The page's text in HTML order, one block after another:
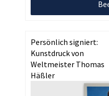
Persönlich signiert:
Kunstdruck von
Weltmeister Thomas
Häßler